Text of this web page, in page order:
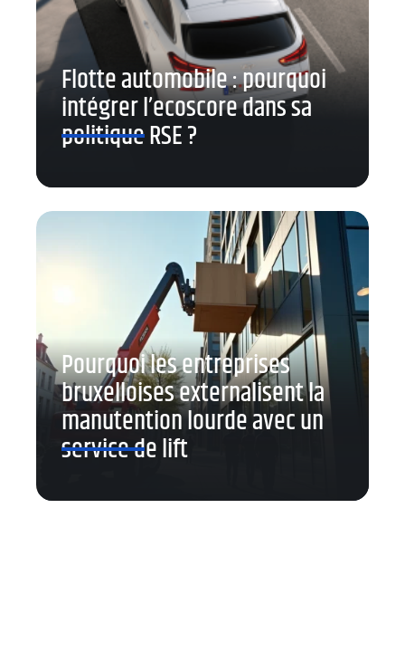
Flotte automobile : pourquoi
intégrer l’ecoscore dans sa
politique RSE ?
Pourquoi les entreprises
bruxelloises externalisent la
manutention lourde avec un
service de lift